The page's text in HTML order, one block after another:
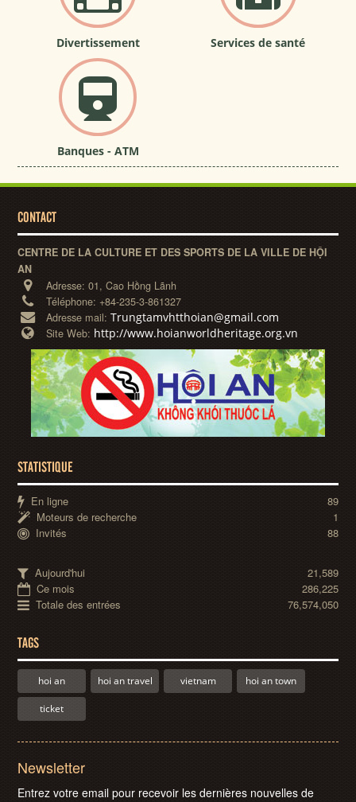
Divertissement Services de santé
Banques - ATM
CONTACT
CENTRE DE LA CULTURE ET DES SPORTS DE LA VILLE DE HỘI
AN
Adresse:01, Cao Hồng Lãnh
Téléphone:+84-235-3-861327
Adresse mail:Trungtamvhtthoian@gmail.com
Site Web: http://www.hoianworldheritage.org.vn
STATISTIQUE
En ligne
89
Moteurs de recherche
1
Invités
88
Aujourd'hui
21,589
Ce mois
286,225
Totale des entrées
76,574,050
TAGS
hoi an hoi an travel vietnam hoi an town
ticket
Newsletter
Entrez votre email pour recevoir les dernières nouvelles de